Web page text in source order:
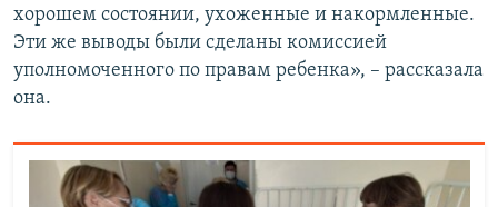
хорошем состоянии, ухоженные и накормленные.
Эти же выводы были сделаны комиссией
уполномоченного по правам ребенка», – рассказала
она.